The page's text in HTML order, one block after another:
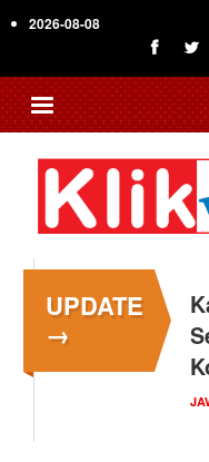
to
content
2026-08-08
UPDATE
→